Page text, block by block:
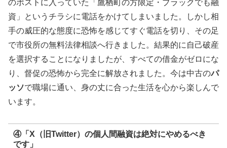
のポストに入っていた「鷹栖町の方限定・ブラックでも融
資」というチラシに電話をかけてしまいました。しかし相
手の威圧的な態度に恐怖を感じてすぐ電話を切り、その足
で市役所の無料法律相談へ行きました。結果的に自己破産
を選択することになりましたが、すべての借金がゼロにな
り、督促の恐怖から完全に解放されました。今は中古のパ
ッソで職場に通い、身の丈に合った生活を心から楽しんで
います。
④「X（旧Twitter）の個人間融資は絶対にやめるべき
です」